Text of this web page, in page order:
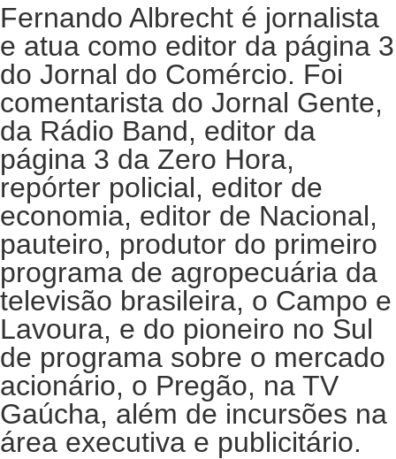
Fernando Albrecht é jornalista
e atua como editor da página 3
do Jornal do Comércio. Foi
comentarista do Jornal Gente,
da Rádio Band, editor da
página 3 da Zero Hora,
repórter policial, editor de
economia, editor de Nacional,
pauteiro, produtor do primeiro
programa de agropecuária da
televisão brasileira, o Campo e
Lavoura, e do pioneiro no Sul
de programa sobre o mercado
acionário, o Pregão, na TV
Gaúcha, além de incursões na
área executiva e publicitário.